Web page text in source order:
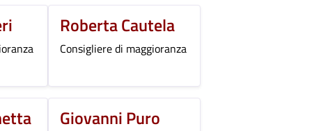
Roberta Cautela
Consigliere di maggioranza
Giovanni Puro